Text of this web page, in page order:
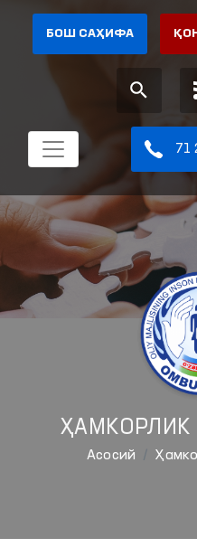
БОШ САҲИФА
71
Aсосий